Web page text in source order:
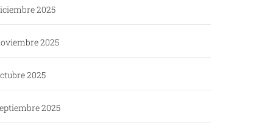
2025
2025
2025
2025